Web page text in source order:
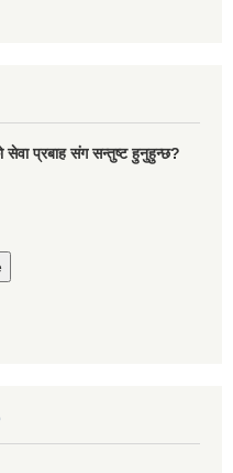
सेवा प्रबाह संग सन्तुष्ट हुनुहुन्छ?